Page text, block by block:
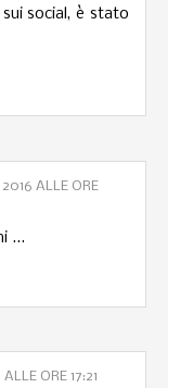
social, è stato
ALLE ORE
...
ORE 17:21